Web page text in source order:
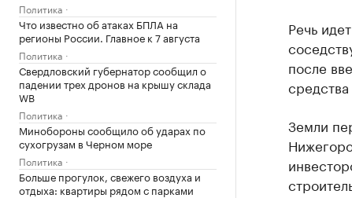
Политика
Что известно об атаках БПЛА на
регионы России. Главное к 7 августа
Политика
Свердловский губернатор сообщил о
падении трех дронов на крышу склада
WB
Политика
Минобороны сообщило об ударах по
сухогрузам в Черном море
Политика
Больше прогулок, свежего воздуха и
отдыха: квартиры рядом с парками
Речь
после
Земли